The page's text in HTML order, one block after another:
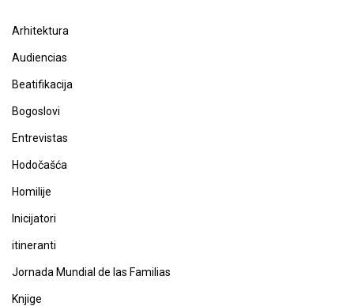
Arhitektura
Audiencias
Beatifikacija
Bogoslovi
Entrevistas
Hodočašća
Homilije
Inicijatori
itineranti
Jornada Mundial de las Familias
Knjige